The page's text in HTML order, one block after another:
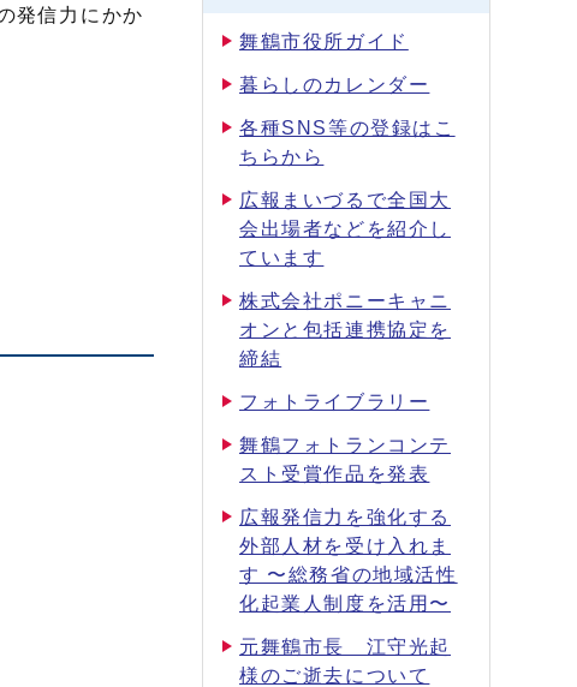
発信力にかか
舞鶴市役所ガイド
暮らしのカレンダー
各種SNS等の登録はこ
ちらから
広報まいづるで全国大
会出場者などを紹介し
ています
株式会社ポニーキャニ
オンと包括連携協定を
締結
フォトライブラリー
舞鶴フォトランコンテ
スト受賞作品を発表
広報発信力を強化する
外部人材を受け入れま
す 〜総務省の地域活性
化起業人制度を活用〜
元舞鶴市長 江守光起
様のご逝去について